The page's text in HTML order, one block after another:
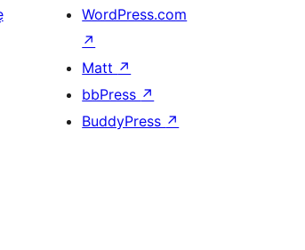
WordPress.com
↗
Matt ↗
bbPress ↗
BuddyPress ↗